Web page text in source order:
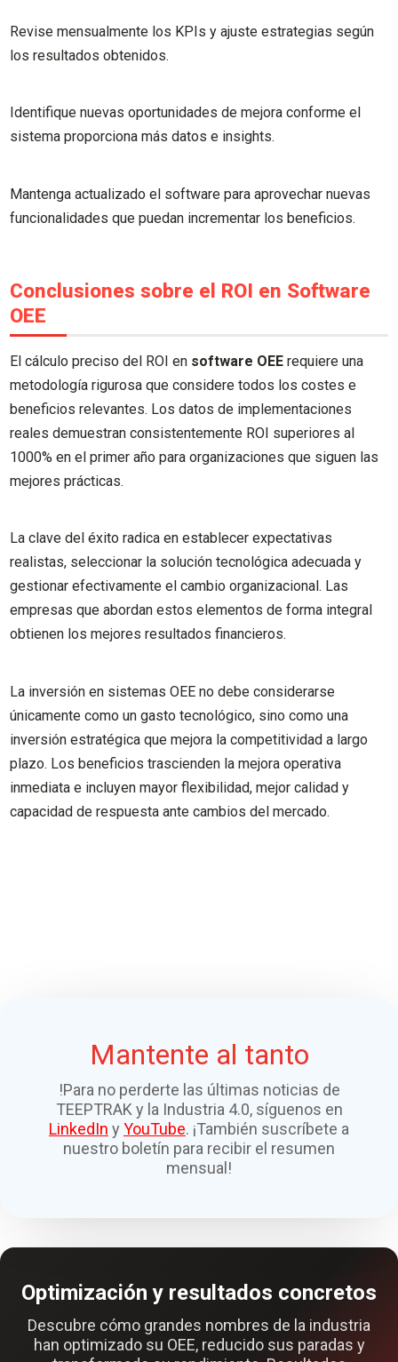
Revise mensualmente los KPIs y ajuste estrategias según
los resultados obtenidos.
Identifique nuevas oportunidades de mejora conforme el
sistema proporciona más datos e insights.
Mantenga actualizado el software para aprovechar nuevas
funcionalidades que puedan incrementar los beneficios.
Conclusiones sobre el ROI en Software
OEE
El cálculo preciso del ROI en software OEE requiere una
metodología rigurosa que considere todos los costes e
beneficios relevantes. Los datos de implementaciones
reales demuestran consistentemente ROI superiores al
1000% en el primer año para organizaciones que siguen las
mejores prácticas.
La clave del éxito radica en establecer expectativas
realistas, seleccionar la solución tecnológica adecuada y
gestionar efectivamente el cambio organizacional. Las
empresas que abordan estos elementos de forma integral
obtienen los mejores resultados financieros.
La inversión en sistemas OEE no debe considerarse
únicamente como un gasto tecnológico, sino como una
inversión estratégica que mejora la competitividad a largo
plazo. Los beneficios trascienden la mejora operativa
inmediata e incluyen mayor flexibilidad, mejor calidad y
capacidad de respuesta ante cambios del mercado.
Mantente al tanto
!Para no perderte las últimas noticias de
TEEPTRAK y la Industria 4.0, síguenos en
LinkedIn y YouTube. ¡También suscríbete a
nuestro boletín para recibir el resumen
mensual!
Optimización y resultados concretos
Descubre cómo grandes nombres de la industria
han optimizado su OEE, reducido sus paradas y